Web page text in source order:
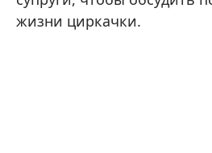
жизни циркачки.